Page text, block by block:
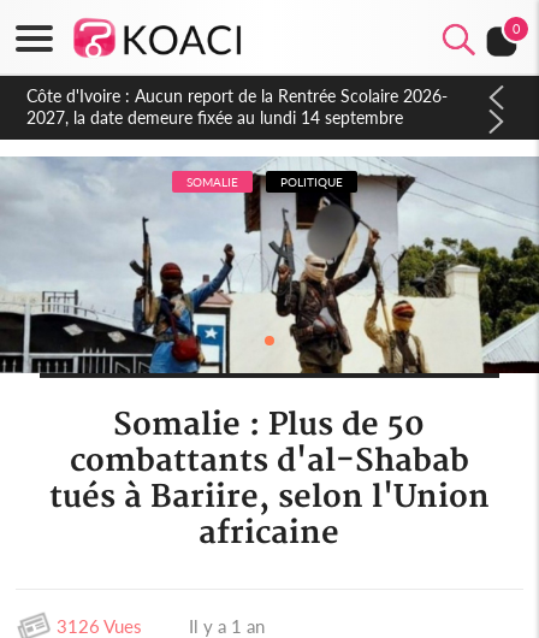
0
Côte d'Ivoire : Indépendance à Blahou, le sous-préfet : « La
fête nous invite à mesurer le chemin parcouru et à renouveler
notre engagement collectif en faveur du développement »
SOMALIE POLITIQUE
Somalie : Plus de 50
combattants d'al-Shabab
tués à Bariire, selon l'Union
africaine
3126 Vues Il y a 1 an